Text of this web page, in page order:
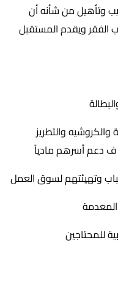
وتأهيل من شأنه أن
الفقر ويقدم المستقبل
والتطريز
ف دعم أسرهم مادياً
وتهيئتهم لسوق العمل
المعدمة
للمحتاجين